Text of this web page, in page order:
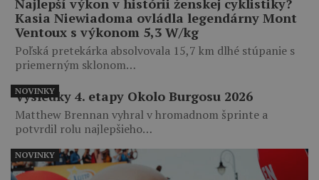
Najlepší výkon v histórii ženskej cyklistiky?
Kasia Niewiadoma ovládla legendárny Mont
Ventoux s výkonom 5,3 W/kg
Poľská pretekárka absolvovala 15,7 km dlhé stúpanie s
priemerným sklonom…
Výsledky 4. etapy Okolo Burgosu 2026
Matthew Brennan vyhral v hromadnom šprinte a
potvrdil rolu najlepšieho…
NOVINKY
NOVINKY